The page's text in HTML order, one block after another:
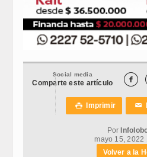
Social media
Comparte este artículo 
 Imprimir ✉
Por
mayo 15, 2022
Volver a la